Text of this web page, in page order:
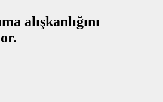
alışkanlığını